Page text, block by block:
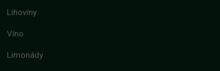
Lihoviny
Víno
Limonády